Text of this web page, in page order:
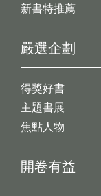
新書特推薦
開卷有益
嚴選企劃
得獎好書
主題書展
焦點人物